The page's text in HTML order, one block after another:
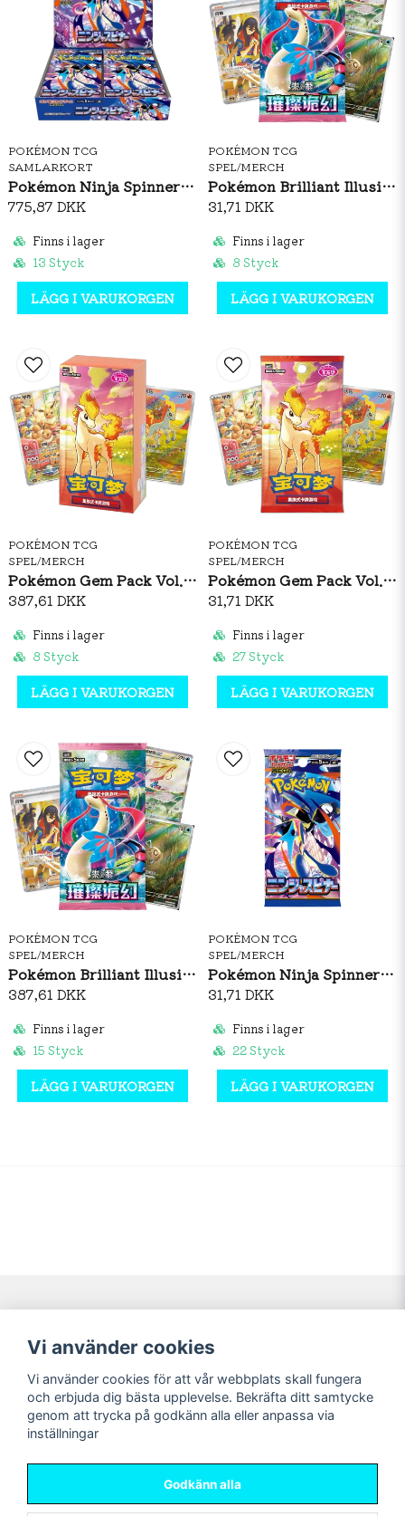
POKÉMON TCG
SAMLARKORT
Pokémon Ninja Spinner Booster Box (JP)
775,87 DKK
Finns i lager
13 Styck
LÄGG I VARUKORGEN
POKÉMON TCG
SPEL/MERCH
Pokémon Brilliant Illusions CSV8C Booster Pack Slim (S-CH)
31,71 DKK
Finns i lager
8 Styck
LÄGG I VARUKORGEN
POKÉMON TCG
SPEL/MERCH
Pokémon Gem Pack Vol. 4 Booster Box (S-CH)
387,61 DKK
Finns i lager
8 Styck
LÄGG I VARUKORGEN
POKÉMON TCG
SPEL/MERCH
Pokémon Gem Pack Vol. 4 Booster Pack (S-CH)
31,71 DKK
Finns i lager
27 Styck
LÄGG I VARUKORGEN
POKÉMON TCG
SPEL/MERCH
Pokémon Brilliant Illusions CSV8C Booster Box Slim (S-CH)
387,61 DKK
Finns i lager
15 Styck
LÄGG I VARUKORGEN
POKÉMON TCG
SPEL/MERCH
Pokémon Ninja Spinner Booster Pack (JP)
31,71 DKK
Finns i lager
22 Styck
LÄGG I VARUKORGEN
Navigering
Nyheter!
Förbeställning
Mitt konto
Logga in
Registrera dig
Glömt lösenord?
Sociala medier
Vi använder cookies
Vi använder cookies för att vår webbplats skall fungera
och erbjuda dig bästa upplevelse. Bekräfta ditt samtycke
genom att trycka på godkänn alla eller anpassa via
inställningar
Godkänn alla